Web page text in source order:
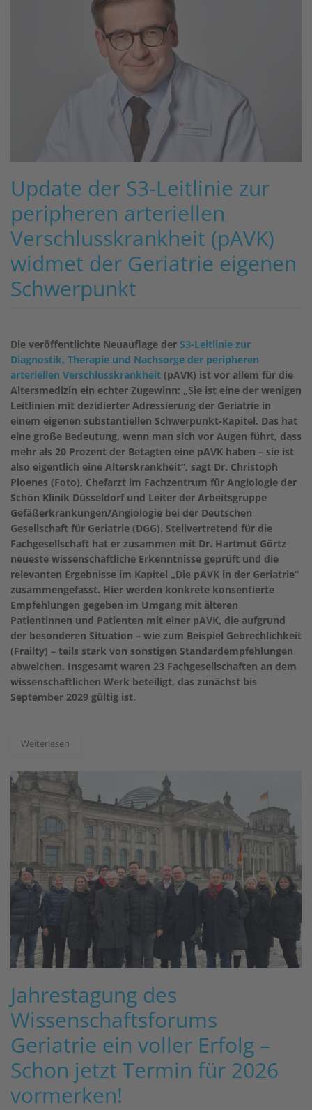
Update der S3-Leitlinie zur
peripheren arteriellen
Verschlusskrankheit (pAVK)
widmet der Geriatrie eigenen
Schwerpunkt
Die veröffentlichte Neuauflage der S3-Leitlinie zur
Diagnostik, Therapie und Nachsorge der peripheren
arteriellen Verschlusskrankheit (pAVK) ist vor allem für die
Altersmedizin ein echter Zugewinn: „Sie ist eine der wenigen
Leitlinien mit dezidierter Adressierung der Geriatrie in
einem eigenen substantiellen Schwerpunkt-Kapitel. Das hat
eine große Bedeutung, wenn man sich vor Augen führt, dass
mehr als 20 Prozent der Betagten eine pAVK haben – sie ist
also eigentlich eine Alterskrankheit”, sagt Dr. Christoph
Ploenes (Foto), Chefarzt im Fachzentrum für Angiologie der
Schön Klinik Düsseldorf und Leiter der Arbeitsgruppe
Gefäßerkrankungen/Angiologie bei der Deutschen
Gesellschaft für Geriatrie (DGG). Stellvertretend für die
Fachgesellschaft hat er zusammen mit Dr. Hartmut Görtz
neueste wissenschaftliche Erkenntnisse geprüft und die
relevanten Ergebnisse im Kapitel „Die pAVK in der Geriatrie“
zusammengefasst. Hier werden konkrete konsentierte
Empfehlungen gegeben im Umgang mit älteren
Patientinnen und Patienten mit einer pAVK, die aufgrund
der besonderen Situation – wie zum Beispiel Gebrechlichkeit
(Frailty) – teils stark von sonstigen Standardempfehlungen
abweichen. Insgesamt waren 23 Fachgesellschaften an dem
wissenschaftlichen Werk beteiligt, das zunächst bis
September 2029 gültig ist.
Weiterlesen
Jahrestagung des
Wissenschaftsforums
Geriatrie ein voller Erfolg –
Schon jetzt Termin für 2026
vormerken!